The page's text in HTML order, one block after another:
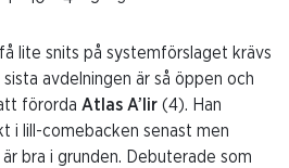
lite snits på systemförslaget krävs
avdelningen är så öppen och
förorda Atlas A’lir (4). Han
i lill-comebacken senast men
bra i grunden. Debuterade som